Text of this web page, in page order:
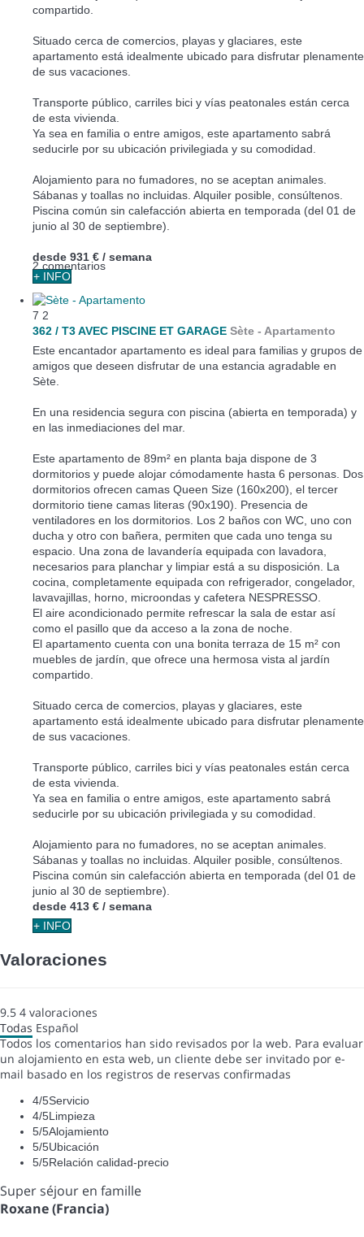
compartido.
Situado cerca de comercios, playas y glaciares, este
apartamento está idealmente ubicado para disfrutar plenamente
de sus vacaciones.
Transporte público, carriles bici y vías peatonales están cerca
de esta vivienda.
Ya sea en familia o entre amigos, este apartamento sabrá
seducirle por su ubicación privilegiada y su comodidad.
Alojamiento para no fumadores, no se aceptan animales.
Sábanas y toallas no incluidas. Alquiler posible, consúltenos.
Piscina común sin calefacción abierta en temporada (del 01 de
junio al 30 de septiembre).
2 comentarios
desde 931 € / semana
+ INFO
7 2
362 / T3 AVEC PISCINE ET GARAGE Sète - Apartamento
Este encantador apartamento es ideal para familias y grupos de
amigos que deseen disfrutar de una estancia agradable en
Sète.
En una residencia segura con piscina (abierta en temporada) y
en las inmediaciones del mar.
Este apartamento de 89m² en planta baja dispone de 3
dormitorios y puede alojar cómodamente hasta 6 personas. Dos
dormitorios ofrecen camas Queen Size (160x200), el tercer
dormitorio tiene camas literas (90x190). Presencia de
ventiladores en los dormitorios. Los 2 baños con WC, uno con
ducha y otro con bañera, permiten que cada uno tenga su
espacio. Una zona de lavandería equipada con lavadora,
necesarios para planchar y limpiar está a su disposición. La
cocina, completamente equipada con refrigerador, congelador,
lavavajillas, horno, microondas y cafetera NESPRESSO.
El aire acondicionado permite refrescar la sala de estar así
como el pasillo que da acceso a la zona de noche.
El apartamento cuenta con una bonita terraza de 15 m² con
muebles de jardín, que ofrece una hermosa vista al jardín
compartido.
Situado cerca de comercios, playas y glaciares, este
apartamento está idealmente ubicado para disfrutar plenamente
de sus vacaciones.
Transporte público, carriles bici y vías peatonales están cerca
de esta vivienda.
Ya sea en familia o entre amigos, este apartamento sabrá
seducirle por su ubicación privilegiada y su comodidad.
Alojamiento para no fumadores, no se aceptan animales.
Sábanas y toallas no incluidas. Alquiler posible, consúltenos.
Piscina común sin calefacción abierta en temporada (del 01 de
junio al 30 de septiembre).
desde 413 € / semana
+ INFO
Valoraciones
9.5 4 valoraciones
Todas Español
Todos los comentarios han sido revisados por la web. Para evaluar
un alojamiento en esta web, un cliente debe ser invitado por e-
mail basado en los registros de reservas confirmadas
4/5Servicio
4/5Limpieza
5/5Alojamiento
5/5Ubicación
5/5Relación calidad-precio
Super séjour en famille
Roxane (Francia)